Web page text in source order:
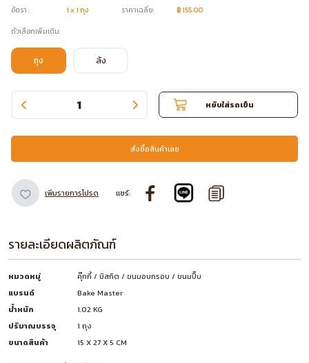
อัตรา :
1 x 1 ถุง ราคาเฉลี่ย: ฿ 155.00
ตัวเลือกเพิ่มเติม:
ถุง ลัง
หยิบใส่รถเข็น
สั่งซื้อสินค้าเลย
เพิ่มรายการโปรด แชร์:
รายละเอียดผลิตภัณฑ์
หมวดหมู่
คุ๊กกี้ / บิสกิต / ขนมอบกรอบ / ขนมปี๊บ
แบรนด์
Bake Master
น้ำหนัก
1.02 KG
ปริมาณบรรจุ
1 ถุง
ขนาดสินค้า
15 X 27 X 5 CM